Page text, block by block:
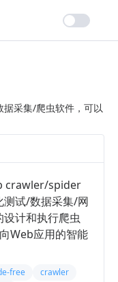
采集/爬虫软件，可以
crawler/spider
测试/数据采集/网
计和执行爬虫
Web应用的智能
free
crawler